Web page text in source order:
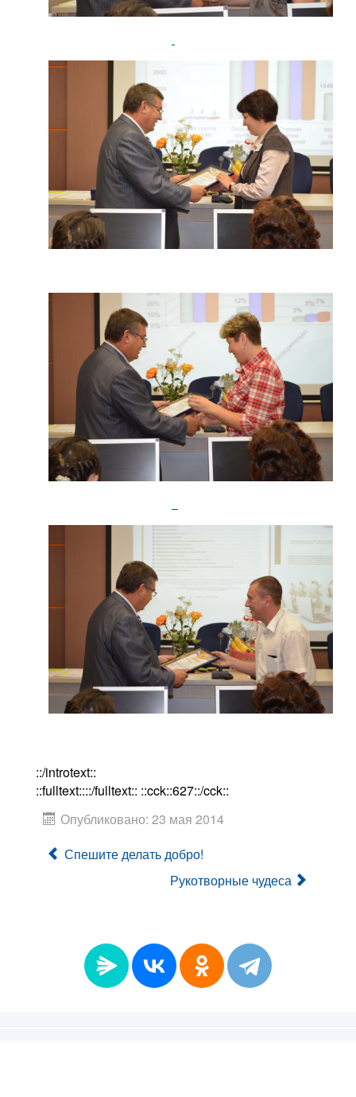
::/introtext::
::fulltext::::/fulltext:: ::cck::627::/cck::
Опубликовано: 23 мая 2014
Спешите делать добро!
Рукотворные чудеса